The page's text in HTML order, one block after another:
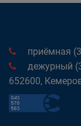
приёмная
дежурный
652600,